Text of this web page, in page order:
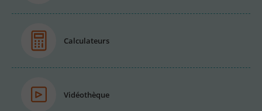
Calculateurs
Vidéothèque